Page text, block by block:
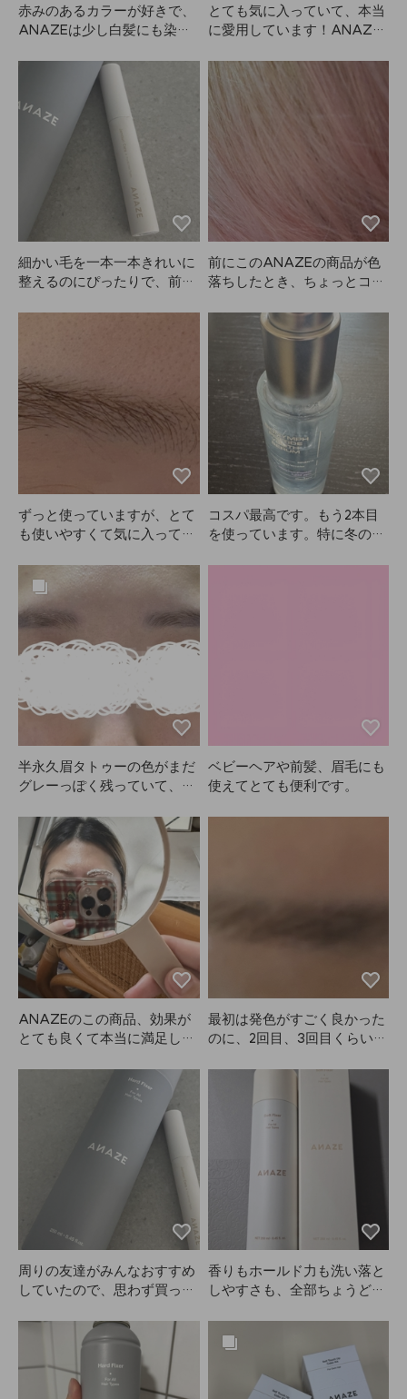
赤みのあるカラーが好きで、
ANAZEは少し白髪にも染ま
とても気に入っていて、本当
に愛用しています！ANAZE
さいのを長い髪やサイド、前
髪用にセットで購入しまし
た。熱伝導も良いし、冷める
のも早いので気に入っていま
す。セットで並べると見た目
も可愛くて大満足。もう2年
くらい使ってるのに、今さら
レビュー書きますが、今でも
すごく気に入っています。こ
のタイプのブラシは多少絡ま
るのは仕方ないですが、それ
でも使いやすいです。なんで
なのかわかりませんが
（笑）、商品には満足してい
るので書きました。次は別の
サイズも買いたいです！
細かい毛を一本一本きれいに
整えるのにぴったりで、前髪
必須です。サイズも持ち運び
やすくて、外出先でもサッと
直せて便利。とにかく他の製
品よりANAZEがおすすめで
前にこのANAZEの商品が色
落ちしたとき、ちょっとコー
てリピートしたんですが、今
はコーラルシャンプーが別で
あるんですね？！でもなんで
売ってないんだろう…？また
販売してください😭
ずっと使っていますが、とて
も使いやすくて気に入ってい
調整できるので、自分の好み
に合わせて染められるのがい
いですね。タイマーをセット
してしっかり見ておくのが大
事です。パッチテストを推奨
されていますが、私はそのま
ま使って特に問題ありません
でした。敏感肌の方はテスト
した方が安心かもしれませ
ん。夏なので少し明るめでも
悪くない感じですし、ヘアカ
ラーや自分のスタイルに合わ
ます。もともと眉が濃い方な
ので、やるとやらないとでは
結構差が出ます。一度使うと
やめられません。ANAZE、
愛用しています！
コスパ最高です。もう2本目
を使っています。特に冬の乾
半永久眉タトゥーの色がまだ
グレーっぽく残っていて、眉
で注文しましたが、結果は大
満足です！眉毛のカラーは初
めてでしたが、思ったより目
もしみませんでした。色が明
るくなりすぎないか心配でし
たが、10分くらいでも仕上が
りの色味が気に入りました。
おすすめです！
ベビーヘアや前髪、眉毛にも
使えてとても便利です。
ANAZEのこの商品、効果が
とても良くて本当に満足して
っと早く届きました。全体的
にとても満足できる買い物
で、次回もリピートする予定
最初は発色がすごく良かった
のに、2回目、3回目くらいか
す😭 それでも私の真っ黒な
眉毛だと微妙な違いなので、
リピートしました。
周りの友達がみんなおすすめ
していたので、思わず買っち
したい方にはANAZE、本当
におすすめです。できるだけ
離してスプレーするとムラな
くコーティングされて、しっ
香りもホールド力も洗い落と
しやすさも、全部ちょうどよ
す。